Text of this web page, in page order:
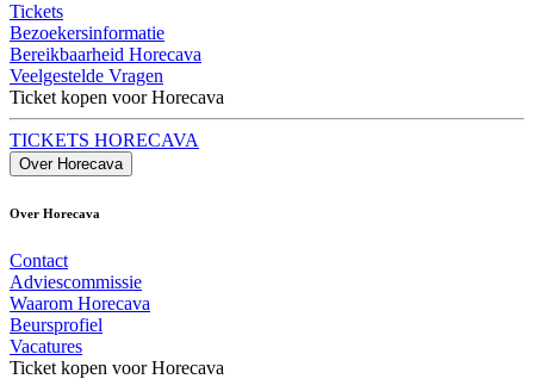
Tickets
Bezoekersinformatie
Bereikbaarheid Horecava
Veelgestelde Vragen
Ticket kopen voor Horecava
TICKETS HORECAVA
Over Horecava
Over Horecava
Contact
Adviescommissie
Waarom Horecava
Beursprofiel
Vacatures
Ticket kopen voor Horecava